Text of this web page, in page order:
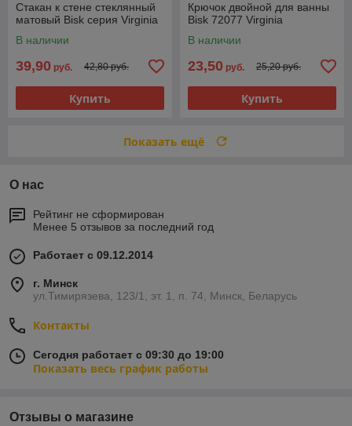
Стакан к стене стеклянный
матовый Bisk серия Virginia
В наличии
39,90 руб. 42,80 руб.
Купить
Крючок двойной для ванны
Bisk 72077 Virginia
В наличии
23,50 руб. 25,20 руб.
Купить
Показать ещё
О нас
Рейтинг не сформирован
Менее 5 отзывов за последний год
Работает с 09.12.2014
г. Минск
ул.Тимирязева, 123/1, эт. 1, п. 74, Минск, Беларусь
Контакты
Сегодня работает с 09:30 до 19:00
Показать весь график работы
Отзывы о магазине